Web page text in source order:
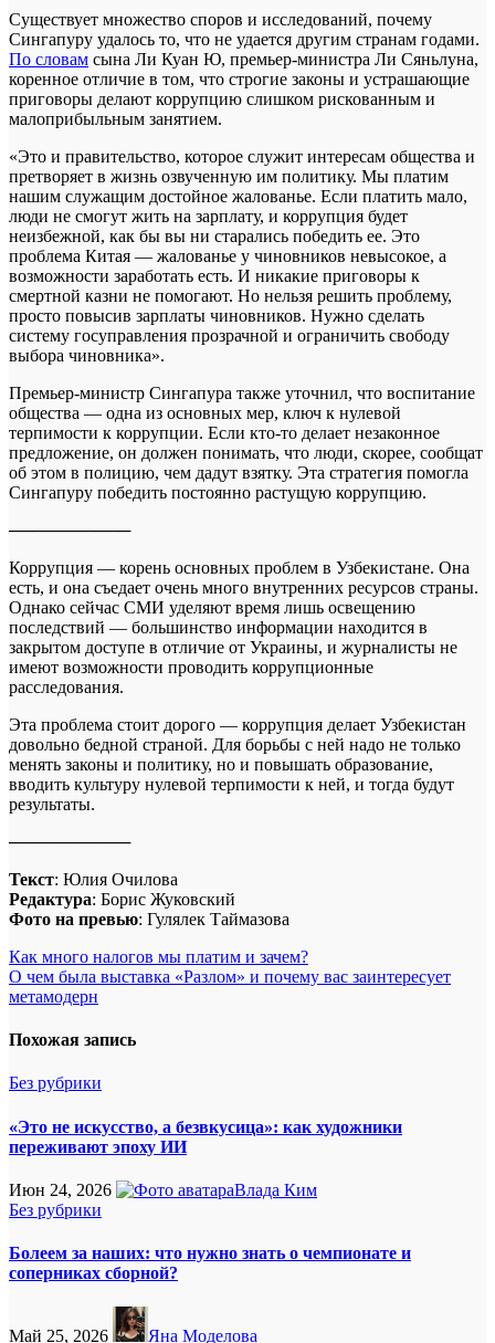
Существует множество споров и исследований, почему
Сингапуру удалось то, что не удается другим странам годами.
По словам сына Ли Куан Ю, премьер-министра Ли Сяньлуна,
коренное отличие в том, что строгие законы и устрашающие
приговоры делают коррупцию слишком рискованным и
малоприбыльным занятием.
«Это и правительство, которое служит интересам общества и
претворяет в жизнь озвученную им политику. Мы платим
нашим служащим достойное жалованье. Если платить мало,
люди не смогут жить на зарплату, и коррупция будет
неизбежной, как бы вы ни старались победить ее. Это
проблема Китая — жалованье у чиновников невысокое, а
возможности заработать есть. И никакие приговоры к
смертной казни не помогают. Но нельзя решить проблему,
просто повысив зарплаты чиновников. Нужно сделать
систему госуправления прозрачной и ограничить свободу
выбора чиновника».
Премьер-министр Сингапура также уточнил, что воспитание
общества — одна из основных мер, ключ к нулевой
терпимости к коррупции. Если кто-то делает незаконное
предложение, он должен понимать, что люди, скорее, сообщат
об этом в полицию, чем дадут взятку. Эта стратегия помогла
Сингапуру победить постоянно растущую коррупцию.
──────────
Коррупция — корень основных проблем в Узбекистане. Она
есть, и она съедает очень много внутренних ресурсов страны.
Однако сейчас СМИ уделяют время лишь освещению
последствий — большинство информации находится в
закрытом доступе в отличие от Украины, и журналисты не
имеют возможности проводить коррупционные
расследования.
Эта проблема стоит дорого — коррупция делает Узбекистан
довольно бедной страной. Для борьбы с ней надо не только
менять законы и политику, но и повышать образование,
вводить культуру нулевой терпимости к ней, и тогда будут
результаты.
──────────
Текст: Юлия Очилова
Редактура: Борис Жуковский
Фото на превью: Гулялек Таймазова
Навигация
по
Как много налогов мы платим и зачем?
О чем была выставка «Разлом» и почему вас заинтересует
метамодерн
Похожая запись
Без рубрики
«Это не искусство, а безвкусица»: как художники
переживают эпоху ИИ
Июн 24, 2026
Влада Ким
Без рубрики
Болеем за наших: что нужно знать о чемпионате и
соперниках сборной?
Май 25, 2026
Яна Моделова